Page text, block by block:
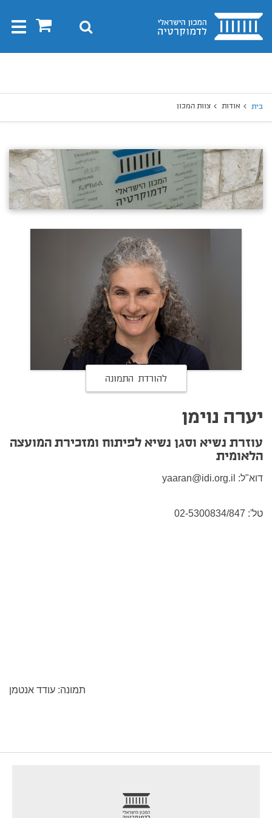
בית 0 חיפוש
בית אודות צוות המכון
להורדת התמונה
יערה נוימן
עוזרת נשיא וסגן נשיא לפיתוח ומזכירת המועצה
הלאומית
דוא"ל: yaaran@idi.org.il
טל': 02-5300834/847
תמונה: עודד אנטמן